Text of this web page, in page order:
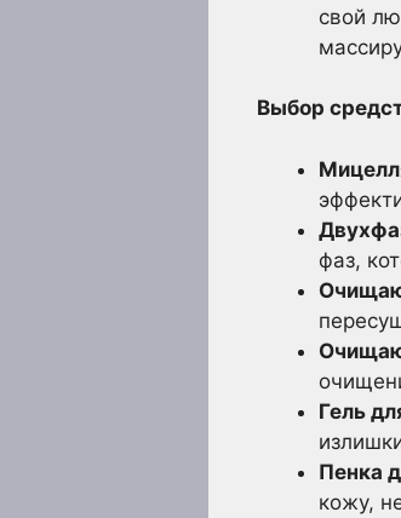
свой
Выбор
фаз,
Гель
Пенка
кожу,